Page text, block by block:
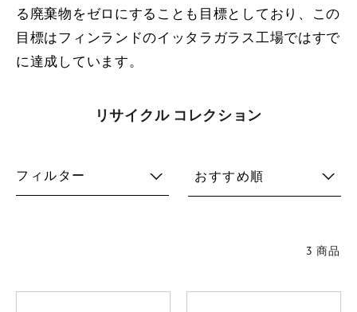
る廃棄物をゼロにすることも目標としており、この
目標はフィンランドのイッタラガラス工場ではすで
に達成しています。
リサイクル コレクション
フィルター おすすめ順
3 商品